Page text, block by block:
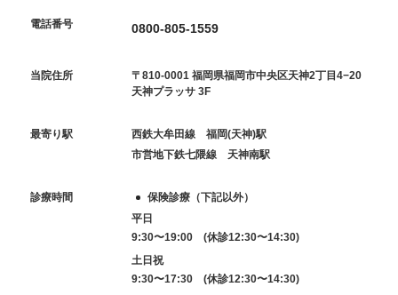
電話番号 0800-805-1559
当院住所
〒810-0001 福岡県福岡市中央区天神2丁目4−20
天神プラッサ 3F
最寄り駅
西鉄大牟田線 福岡(天神)駅
市営地下鉄七隈線 天神南駅
診療時間
保険診療（下記以外）
平日
9:30〜19:00 (休診12:30〜14:30)
土日祝
9:30〜17:30 (休診12:30〜14:30)